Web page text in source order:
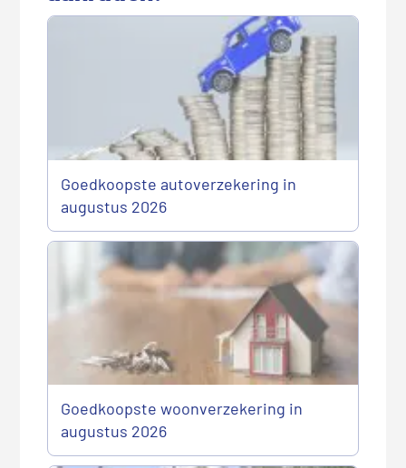
Goedkoopste autoverzekering in
augustus 2026
Goedkoopste woonverzekering in
augustus 2026